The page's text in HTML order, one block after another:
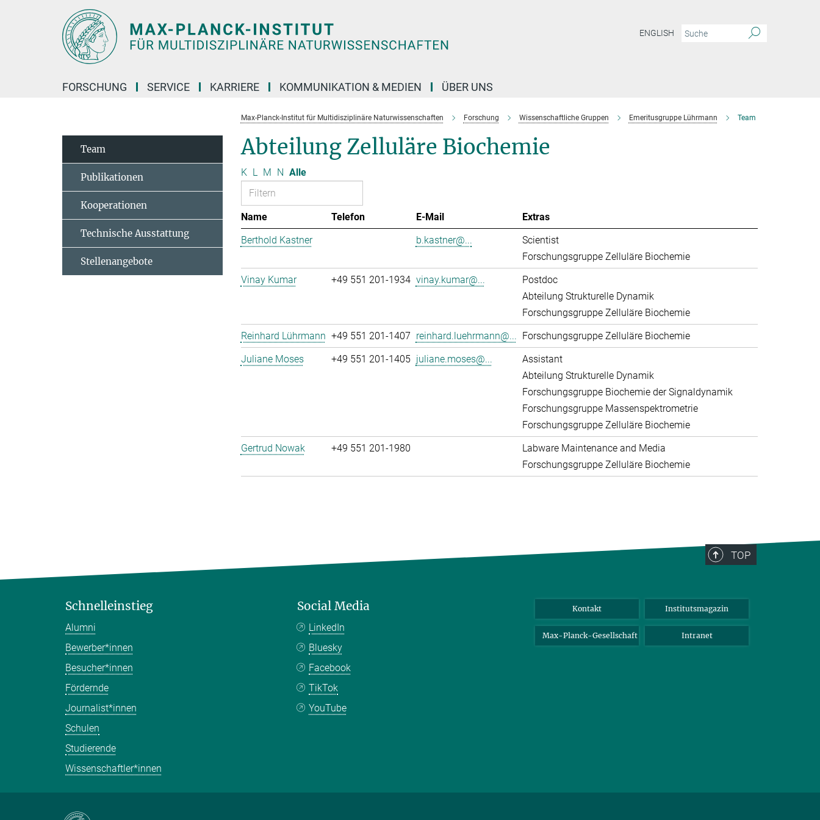
ENGLISH
FORSCHUNG SERVICE KARRIERE KOMMUNIKATION & MEDIEN ÜBER UNS
Max-Planck-Institut für Multidisziplinäre Naturwissenschaften Forschung Wissenschaftliche Gruppen Emeritusgruppe Lührmann Team
Abteilung Zelluläre Biochemie
K L M N Alle
Name Telefon E-Mail
Extras
Berthold Kastner
b.kastner@...
Scientist
Forschungsgruppe Zelluläre Biochemie
Vinay Kumar
+49 551 201-1934 vinay.kumar@...
Postdoc
Abteilung Strukturelle Dynamik
Forschungsgruppe Zelluläre Biochemie
Reinhard Lührmann +49 551 201-1407 reinhard.luehrmann@... Forschungsgruppe Zelluläre Biochemie
Juliane Moses
+49 551 201-1405 juliane.moses@...
Assistant
Abteilung Strukturelle Dynamik
Forschungsgruppe Biochemie der Signaldynamik
Forschungsgruppe Massenspektrometrie
Forschungsgruppe Zelluläre Biochemie
Gertrud Nowak
+49 551 201-1980
Labware Maintenance and Media
Forschungsgruppe Zelluläre Biochemie
Team
Publikationen
Kooperationen
Technische Ausstattung
Stellenangebote
TOP
Schnelleinstieg
Alumni
Bewerber*innen
Besucher*innen
Fördernde
Journalist*innen
Schulen
Studierende
Wissenschaftler*innen
Social Media
LinkedIn
Bluesky
Facebook
TikTok
YouTube
Kontakt Institutsmagazin
Max-Planck-Gesellschaft Intranet